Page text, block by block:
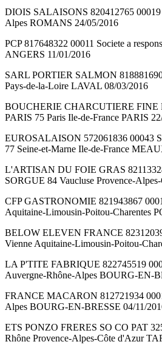
DIOIS SALAISONS 820412765
Alpes ROMANS 24/05/2016
PCP 817648322 00011 Societe a
ANGERS 11/01/2016
SARL PORTIER SALMON 818881690
Pays-de-la-Loire LAVAL 08/03/2016
BOUCHERIE CHARCUTIERE FINE
PARIS 75 Paris Ile-de-France PARIS
EUROSALAISON 572061836 00043
77 Seine-et-Marne Ile-de-France
L'ARTISAN DU FOIE GRAS
SORGUE 84 Vaucluse Provence-
CFP GASTRONOMIE 821943867
Aquitaine-Limousin-Poitou-Charentes
BELOW ELEVEN FRANCE
Vienne Aquitaine-Limousin-Poitou-
LA P'TITE FABRIQUE 822745519
Auvergne-Rhône-Alpes BOURG-EN-
FRANCE MACARON 812721934
Alpes BOURG-EN-BRESSE 04/11/
ETS PONZO FRERES SO CO PAT
Rhône Provence-Alpes-Côte d'Azur